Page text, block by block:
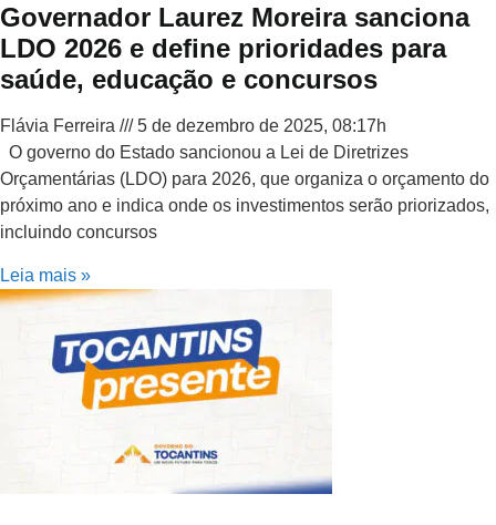
Governador Laurez Moreira sanciona
LDO 2026 e define prioridades para
saúde, educação e concursos
Flávia Ferreira
5 de dezembro de 2025, 08:17h
O governo do Estado sancionou a Lei de Diretrizes
Orçamentárias (LDO) para 2026, que organiza o orçamento do
próximo ano e indica onde os investimentos serão priorizados,
incluindo concursos
Leia mais »